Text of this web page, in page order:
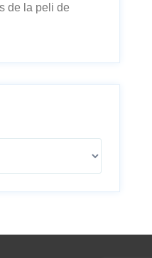
de la peli de